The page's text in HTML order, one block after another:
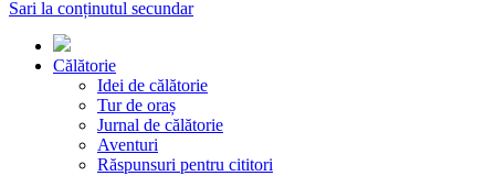
Sari la conținutul secundar
Călătorie
Idei de călătorie
Tur de oraș
Jurnal de călătorie
Aventuri
Răspunsuri pentru cititori